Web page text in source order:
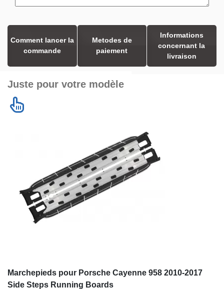
Comment lancer la
commande
Metodes de
paiement
Informations
concernant la
livraison
Juste pour votre modèle
Boards
€441
08.2014